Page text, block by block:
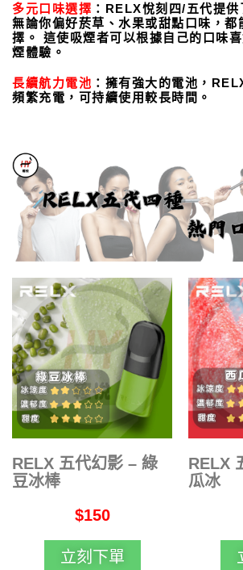
多元口味選擇 ：RELX悅刻四/五代提供
無論你偏好菸草、水果或甜點口味，都
擇。 這使吸煙者可以根據自己的口味
煙體驗。
長續航力電池 ：擁有強大的電池，
頻繁充電，可持續使用較長時間。
RELX 五代幻影 – 綠
豆冰棒
$150
立刻下單
RELX
瓜冰